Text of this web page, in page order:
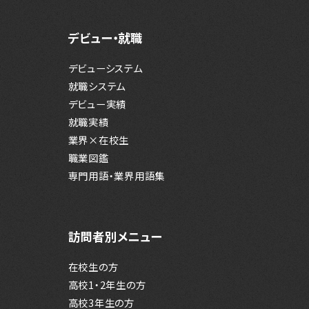
デビュー・就職
デビューシステム
就職システム
デビュー実績
就職実績
業界×在校生
職業図鑑
専門用語・業界用語集
訪問者別メニュー
在校生の方
高校1・2年生の方
高校3年生の方